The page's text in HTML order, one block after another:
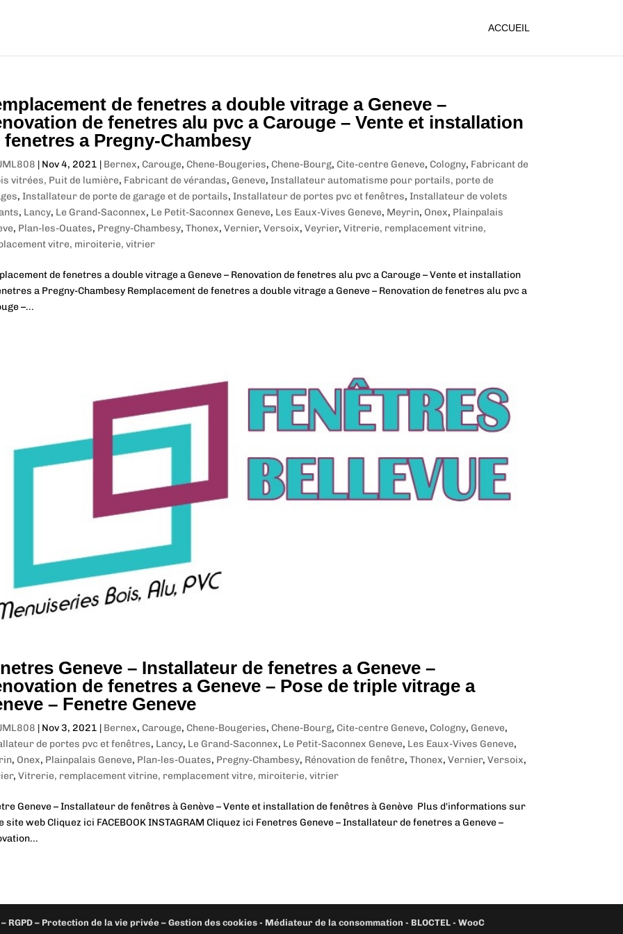
ACCUEIL
de fenetres a double vitrage a Geneve –
de fenetres alu pvc a Carouge – Vente et installation
fenetres a Pregny-Chambesy
| Nov 4, 2021 | Bernex, Carouge, Chene-Bougeries, Chene-Bourg, Cite-centre Geneve, Cologny, Fabricant de
vitrées, Puit de lumière, Fabricant de vérandas, Geneve, Installateur automatisme pour portails, porte de
, Installateur de porte de garage et de portails, Installateur de portes pvc et fenêtres, Installateur de volets
, Lancy, Le Grand-Saconnex, Le Petit-Saconnex Geneve, Les Eaux-Vives Geneve, Meyrin, Onex, Plainpalais
, Plan-les-Ouates, Pregny-Chambesy, Thonex, Vernier, Versoix, Veyrier, Vitrerie, remplacement vitrine,
vitre, miroiterie, vitrier
de fenetres a double vitrage a Geneve – Renovation de fenetres alu pvc a Carouge – Vente et installation
a Pregny-Chambesy Remplacement de fenetres a double vitrage a Geneve – Renovation de fenetres alu pvc a
–...
Geneve – Installateur de fenetres a Geneve –
de fenetres a Geneve – Pose de triple vitrage a
– Fenetre Geneve
| Nov 3, 2021 | Bernex, Carouge, Chene-Bougeries, Chene-Bourg, Cite-centre Geneve, Cologny, Geneve,
de portes pvc et fenêtres, Lancy, Le Grand-Saconnex, Le Petit-Saconnex Geneve, Les Eaux-Vives Geneve,
, Onex, Plainpalais Geneve, Plan-les-Ouates, Pregny-Chambesy, Rénovation de fenêtre, Thonex, Vernier, Versoix,
, Vitrerie, remplacement vitrine, remplacement vitre, miroiterie, vitrier
Geneve – Installateur de fenêtres à Genève – Vente et installation de fenêtres à Genève Plus d'informations sur
site web Cliquez ici FACEBOOK INSTAGRAM Cliquez ici Fenetres Geneve – Installateur de fenetres a Geneve –
RGPD – Protection de la vie privée – Gestion des cookies - Médiateur de la consommation - BLOCTEL -WooC